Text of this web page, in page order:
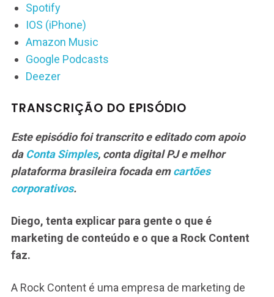
Spotify
IOS (iPhone)
Amazon Music
Google Podcasts
Deezer
TRANSCRIÇÃO DO EPISÓDIO
Este episódio foi transcrito e editado com apoio
da Conta Simples, conta digital PJ e melhor
plataforma brasileira focada emcartões
corporativos.
Diego, tenta explicar para gente o que é
marketing de conteúdo e o que a Rock Content
faz.
A Rock Content é uma empresa de marketing de